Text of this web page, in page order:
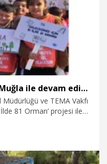
'81 İlde 81 Orman' projesi Muğla ile devam ediyor
ve TEMA Vakfı
81 Orman’ projesi ile